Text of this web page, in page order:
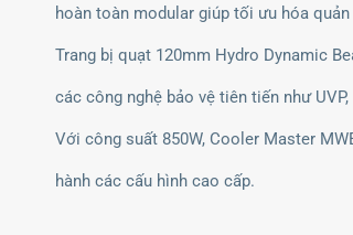
hoàn toàn modular giúp tối ưu hóa
Trang bị quạt 120mm Hydro Dynamic
các công nghệ bảo vệ tiên tiến như
Với công suất 850W, Cooler Master
hành các cấu hình cao cấp.